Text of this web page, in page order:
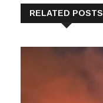
RELATED POSTS